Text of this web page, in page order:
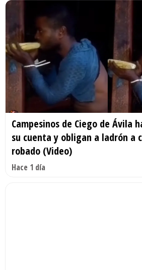
Campesinos de Ciego de Ávila
su cuenta y obligan a ladrón a
robado (Video)
Hace 1 día